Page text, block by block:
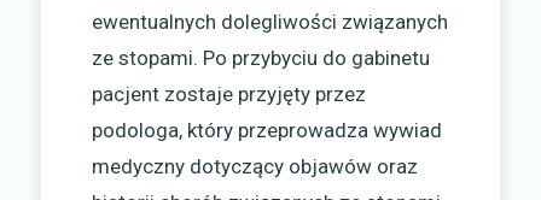
ewentualnych dolegliwości związanych
ze stopami. Po przybyciu do gabinetu
pacjent zostaje przyjęty przez
podologa, który przeprowadza wywiad
medyczny dotyczący objawów oraz